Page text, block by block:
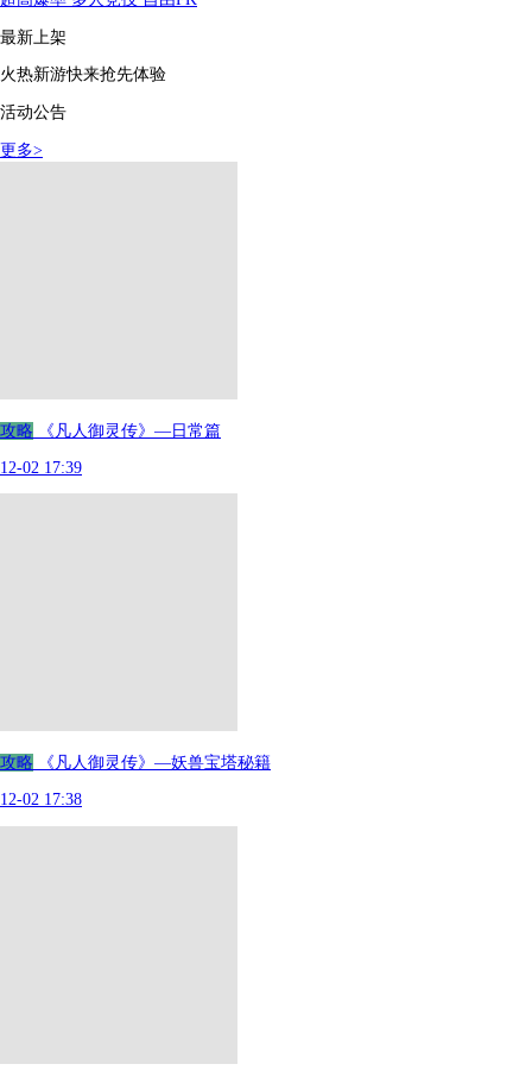
最新上架
火热新游快来抢先体验
活动公告
更多>
攻略 《凡人御灵传》—日常篇
12-02 17:39
攻略 《凡人御灵传》—妖兽宝塔秘籍
12-02 17:38